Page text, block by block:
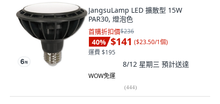
JangsuLamp LED 擴散型 15W
PAR30, 燈泡色
首購折扣價$236
40% $141 ($23.50/1個)
運費 $195
8/12 星期三 預計送達
WOW免運
(444)